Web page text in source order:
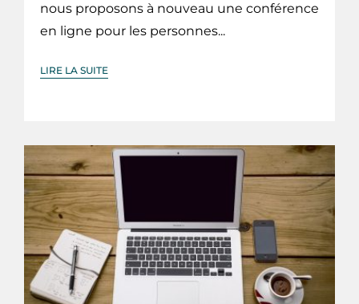
nous proposons à nouveau une conférence
en ligne pour les personnes...
LIRE LA SUITE